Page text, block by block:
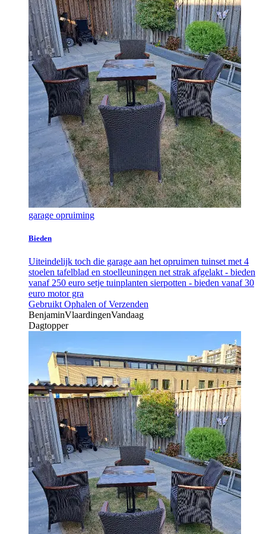
garage opruiming
Bieden
Uiteindelijk toch die garage aan het opruimen tuinset met 4
stoelen tafelblad en stoelleuningen net strak afgelakt - bieden
vanaf 250 euro setje tuinplanten sierpotten - bieden vanaf 30
euro motor gra
Gebruikt Ophalen of Verzenden
BenjaminVlaardingenVandaag
Dagtopper